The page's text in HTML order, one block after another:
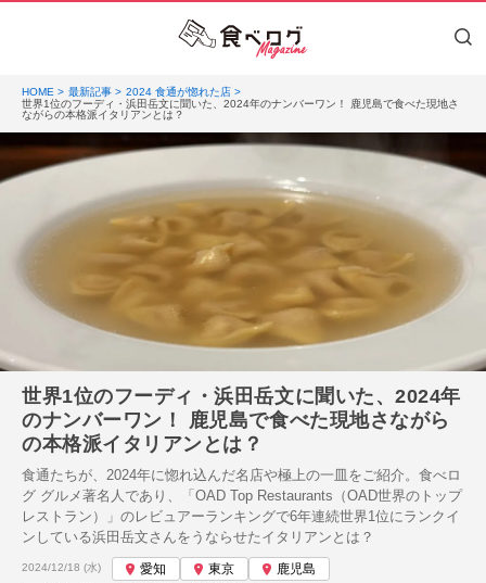
HOME 最新記事
2024 食通が惚れた店
世界1位のフーディ・浜田岳文に聞いた、2024年のナンバーワン！ 鹿児島で食べた現地さ
ながらの本格派イタリアンとは？
世界1位のフーディ・浜田岳文に聞いた、2024年
のナンバーワン！ 鹿児島で食べた現地さながら
の本格派イタリアンとは？
食通たちが、2024年に惚れ込んだ名店や極上の一皿をご紹介。食べロ
グ グルメ著名人であり、「OAD Top Restaurants（OAD世界のトップ
レストラン）」のレビュアーランキングで6年連続世界1位にランクイ
ンしている浜田岳文さんをうならせたイタリアンとは？
投稿日:
2024/12/18 (水) 愛知 東京
鹿児島